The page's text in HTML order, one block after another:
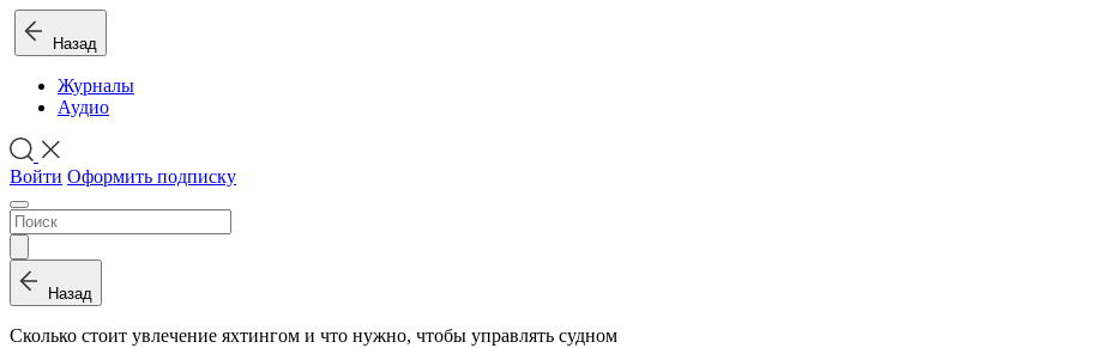
Назад
Журналы
Аудио
Войти Оформить подписку
Назад
Сколько стоит увлечение яхтингом и что нужно, чтобы управлять судном